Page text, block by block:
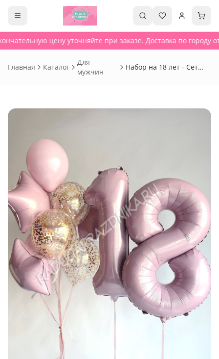
цену уточняйте при заказе. Доставка по городу
Главная Каталог
Для
мужчин
Набор на 18 лет - Сет